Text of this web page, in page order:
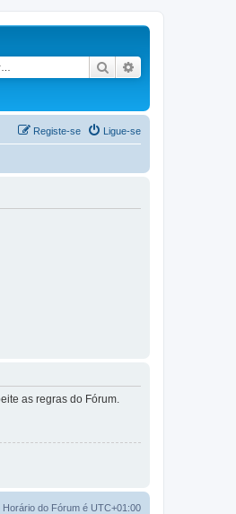
Pesquisar
Ligue-se
Registe-se
as regras do Fórum.
do Fórum é UTC+01:00